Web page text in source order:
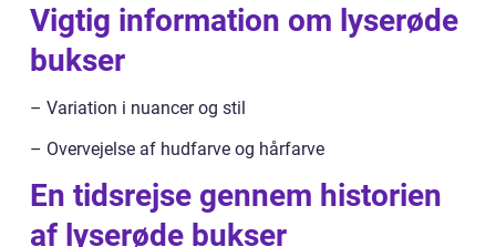
Vigtig information om lyserøde
bukser
– Variation i nuancer og stil
– Overvejelse af hudfarve og hårfarve
En tidsrejse gennem historien
af lyserøde bukser